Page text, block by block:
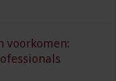
voorkomen: